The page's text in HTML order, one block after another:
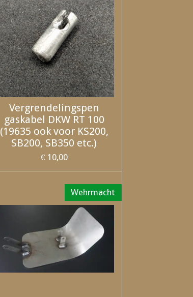
Vergrendelingspen
gaskabel DKW RT 100
(19635 ook voor KS200,
SB200, SB350 etc.)
€ 10,00
Wehrmacht